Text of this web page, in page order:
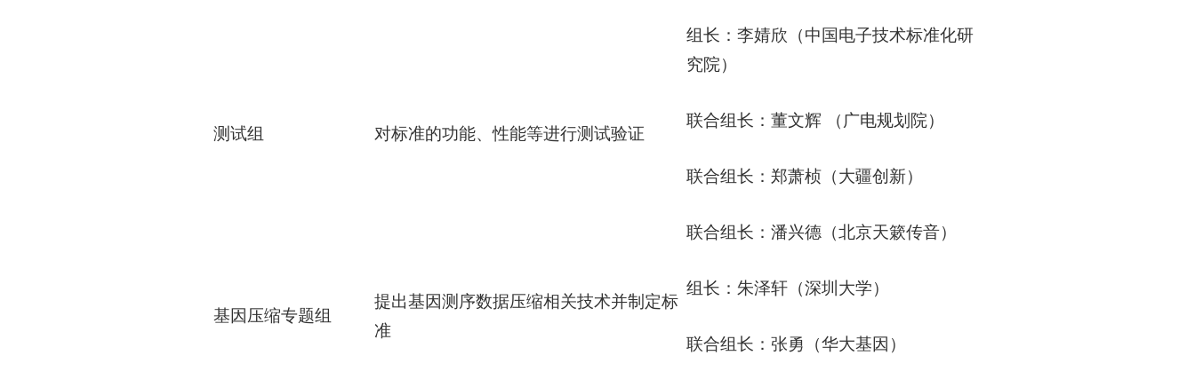
测试组 对标准的功能、性能等进行测试验证
组长：李婧欣（中国电子技术标准化研
究院）
联合组长：董文辉 （广电规划院）
联合组长：郑萧桢（大疆创新）
联合组长：潘兴德（北京天簌传音）
基因压缩专题组
提出基因测序数据压缩相关技术并制定标
准
组长：朱泽轩（深圳大学）
联合组长：张勇（华大基因）